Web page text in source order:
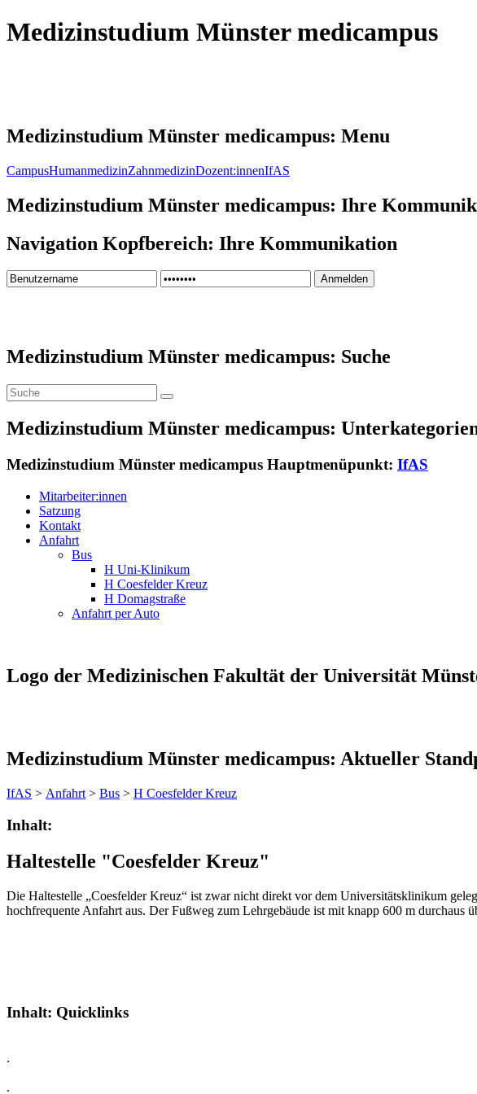
Medizinstudium Münster medicampus
Medizinstudium Münster medicampus: Menu
CampusHumanmedizinZahnmedizinDozent:innenIfAS
Medizinstudium Münster medicampus: Ihre
Navigation Kopfbereich: Ihre Kommunikation
Medizinstudium Münster medicampus: Suche
Medizinstudium Münster medicampus:
Medizinstudium Münster medicampus Hauptmenüpunkt: IfAS
Mitarbeiter:innen
Satzung
Kontakt
Anfahrt
Bus
H Uni-Klinikum
H Coesfelder Kreuz
H Domagstraße
Anfahrt per Auto
Logo der Medizinischen Fakultät der Universität
Medizinstudium Münster medicampus: Aktueller
IfAS > Anfahrt > Bus > H Coesfelder Kreuz
Inhalt:
Haltestelle "Coesfelder Kreuz"
Die Haltestelle „Coesfelder Kreuz“ ist zwar nicht direkt vor dem Universitätsklinikum
hochfrequente Anfahrt aus. Der Fußweg zum Lehrgebäude ist mit knapp 600 m
Inhalt: Quicklinks
.
.